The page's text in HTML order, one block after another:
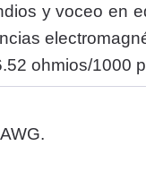
y voceo en
ohmios/1000